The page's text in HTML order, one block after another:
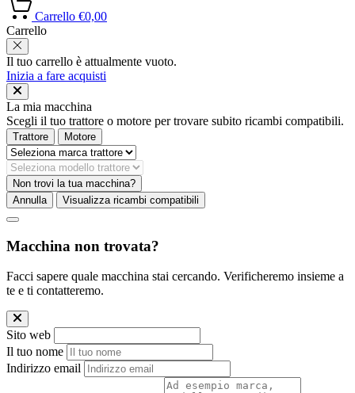
Carrello €0,00
Carrello
Il tuo carrello è attualmente vuoto.
Inizia a fare acquisti
La mia macchina
Scegli il tuo trattore o motore per trovare subito ricambi compatibili.
Trattore Motore
Non trovi la tua macchina?
Annulla
Visualizza ricambi compatibili
Macchina non trovata?
Facci sapere quale macchina stai cercando. Verificheremo insieme a
te e ti contatteremo.
Sito web
Il tuo nome
Indirizzo email